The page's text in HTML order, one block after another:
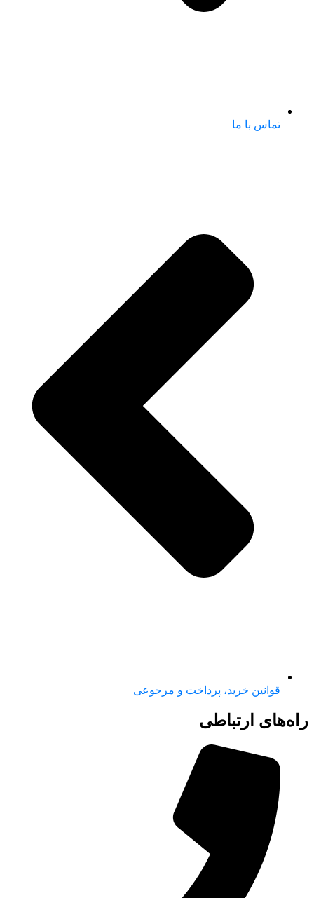
تماس با ما
قوانین خرید، پرداخت و مرجوعی
راه‌های ارتباطی